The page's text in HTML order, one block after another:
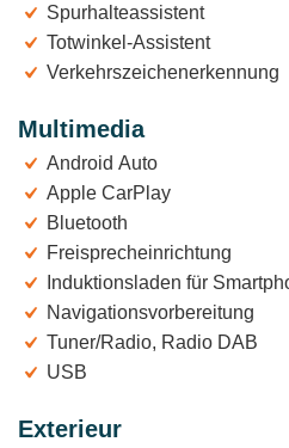
Spurhalteassistent
Totwinkel-Assistent
Verkehrszeichenerkennung
Multimedia
Android Auto
Apple CarPlay
Bluetooth
Freisprecheinrichtung
Induktionsladen für
Navigationsvorbereitung
Tuner/Radio, Radio DAB
USB
Exterieur